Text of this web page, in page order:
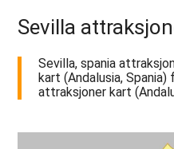
Sevilla
Sevilla, spania
kart (Andalusia,
attraksjoner kart